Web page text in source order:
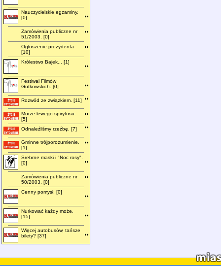
Nauczycielskie egzaminy.
[0]
Zamówienia publiczne nr
51/2003. [0]
Ogłoszenie prezydenta
[10]
Królestwo Bajek... [1]
Festiwal Filmów
Gutkowskich. [0]
Rozwód ze związkiem. [11]
Morze lewego spirytusu.
[5]
Odnaleźliśmy rzeźbę. [7]
Gminne trójporozumienie.
[1]
Srebrne maski i "Noc rosy".
[0]
Zamówienia publiczne nr
50/2003. [0]
Cenny pomysł. [0]
Nurkować każdy może.
[15]
Więcej autobusów, tańsze
bilety? [37]